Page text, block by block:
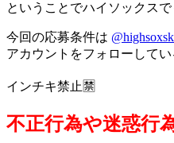
ということでハイソックス
今回の応募条件は
アカウントをフォローして
インチキ禁止🈲
不正行為や迷惑行